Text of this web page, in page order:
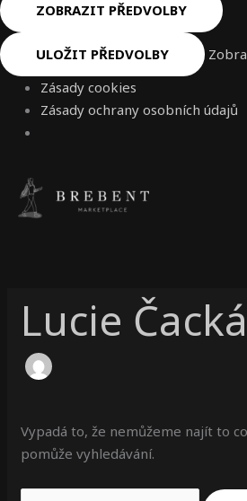
ZOBRAZIT PŘEDVOLBY
ULOŽIT PŘEDVOLBY
Zásady cookies
Zásady ochrany osobních údajů
Lucie Čacká
Vypadá to, že nemůžeme najít to
pomůže vyhledávání.
Vyhledat
pro: